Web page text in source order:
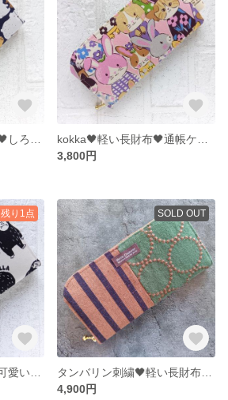
3,800円
残り1点 SOLD OUT
4,900円